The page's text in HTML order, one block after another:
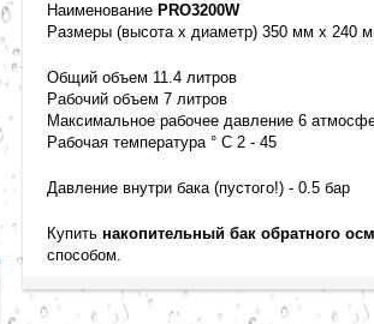
Наименование PRO3200W
Размеры (высота х диаметр) 350 мм х 240
Общий объем 11.4 литров
Рабочий объем 7 литров
Максимальное рабочее давление 6
Рабочая температура ° C 2 - 45
Давление внутри бака (пустого!) - 0.5 бар
Купить накопительный бак обратного
способом.